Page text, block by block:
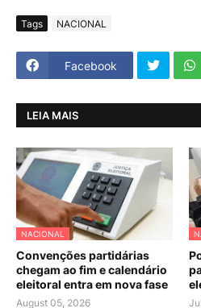
Tags NACIONAL
Facebook
LEIA MAIS
NACIONAL
Convenções partidárias
chegam ao fim e calendário
eleitoral entra em nova fase
August 05, 2026